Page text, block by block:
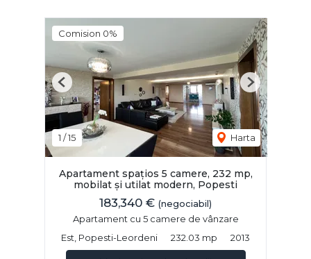
Comision 0%
1 /15 Harta
Previous Next
Apartament spațios 5 camere, 232 mp,
mobilat și utilat modern, Popesti
183,340 € (negociabil)
Apartament cu 5 camere de vânzare
Est, Popesti-Leordeni
232.03 mp 2013